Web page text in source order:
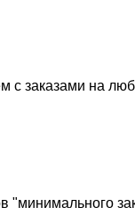
с заказами на
"минимального